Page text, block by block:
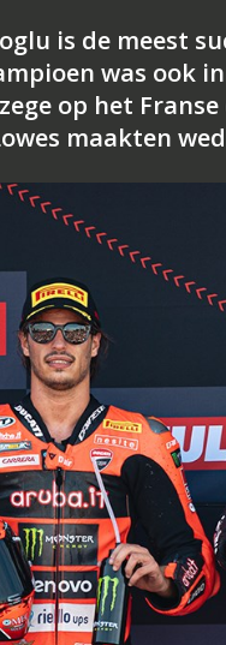
is de meest
was ook
op het
maakten